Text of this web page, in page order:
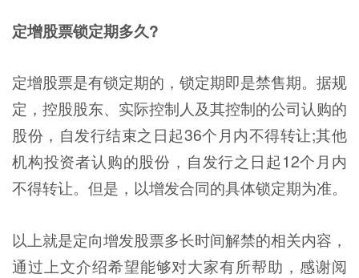
定增股票锁定期多久?
定增股票是有锁定期的，锁定期即是禁售期。据规
定，控股股东、实际控制人及其控制的公司认购的
股份，自发行结束之日起36个月内不得转让;其他
机构投资者认购的股份，自发行之日起12个月内
不得转让。但是，以增发合同的具体锁定期为准。
以上就是定向增发股票多长时间解禁的相关内容，
通过上文介绍希望能够对大家有所帮助，感谢阅